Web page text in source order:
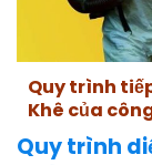
Quy trình
Khê của
Quy trình